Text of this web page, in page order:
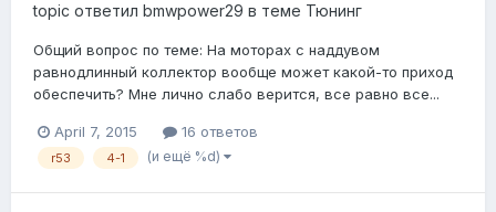
topic ответил bmwpower29 в теме Тюнинг
Общий вопрос по теме: На моторах с наддувом
равнодлинный коллектор вообще может какой-то приход
обеспечить? Мне лично слабо верится, все равно все...
April 7, 2015 16 ответов
r53 4-1 (и ещё %d)